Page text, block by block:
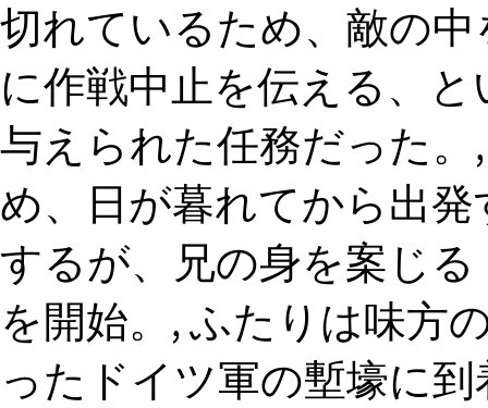
切れているため、敵の
に作戦中止を伝える、
与えられた任務だった
め、日が暮れてから出
するが、兄の身を案じ
を開始。, ふたりは味方
ったドイツ軍の塹壕に